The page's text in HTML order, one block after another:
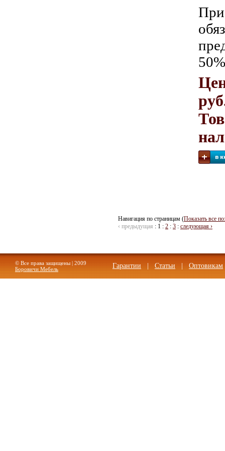
При
Навигация по страницам (Показать все
‹ предыдущая : 1 : 2 : 3 : следующая ›
© Все права защищены | 2009
Боровичи Мебель
Гарантии Статьи Оптовикам